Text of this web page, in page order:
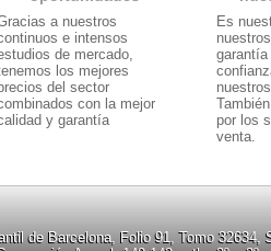
a nuestros
e intensos
de mercado,
los mejores
del sector
con la mejor
y garantía
Es
por los
venta.
de Barcelona, Folio 91, Tomo 32634,